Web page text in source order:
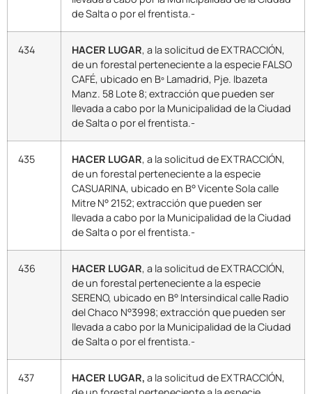
de Salta o por el frentista.-
434 HACER LUGAR, a la solicitud de EXTRACCIÓN,
de un forestal perteneciente a la especie FALSO
CAFÉ, ubicado en Bº Lamadrid, Pje. Ibazeta
Manz. 58 Lote 8; extracción que pueden ser
llevada a cabo por la Municipalidad de la Ciudad
de Salta o por el frentista.-
435 HACER LUGAR, a la solicitud de EXTRACCIÓN,
de un forestal perteneciente a la especie
CASUARINA, ubicado en B° Vicente Sola calle
Mitre N° 2152; extracción que pueden ser
llevada a cabo por la Municipalidad de la Ciudad
de Salta o por el frentista.-
436 HACER LUGAR, a la solicitud de EXTRACCIÓN,
de un forestal perteneciente a la especie
SERENO, ubicado en B° Intersindical calle Radio
del Chaco N°3998; extracción que pueden ser
llevada a cabo por la Municipalidad de la Ciudad
de Salta o por el frentista.-
437 HACER LUGAR, a la solicitud de EXTRACCIÓN,